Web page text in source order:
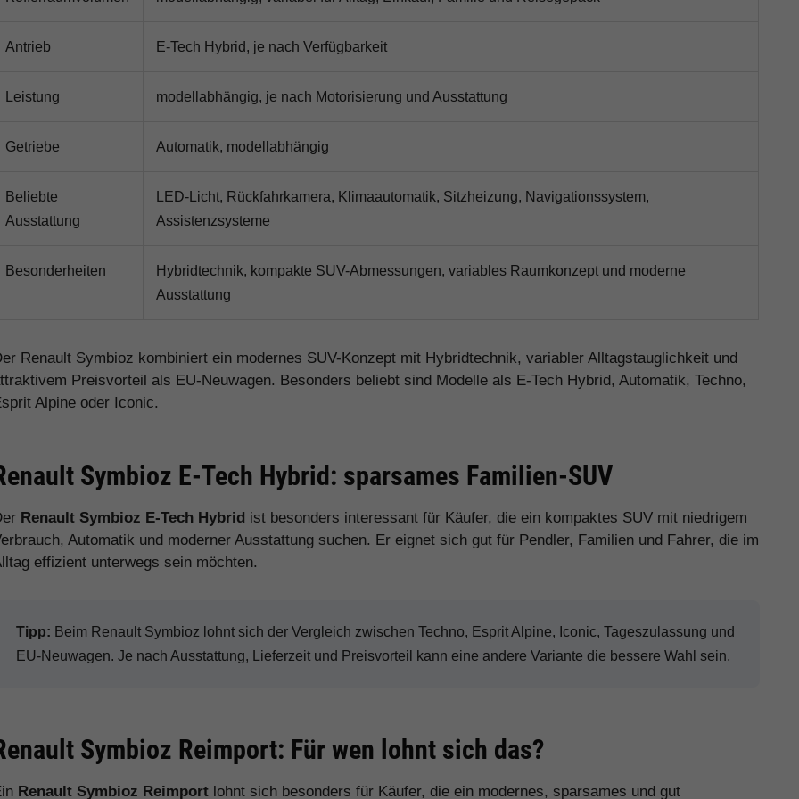
Antrieb E-Tech Hybrid, je nach Verfügbarkeit
Leistung modellabhängig, je nach Motorisierung und Ausstattung
Getriebe Automatik, modellabhängig
Beliebte
Ausstattung
LED-Licht, Rückfahrkamera, Klimaautomatik, Sitzheizung, Navigationssystem,
Assistenzsysteme
Besonderheiten
Hybridtechnik, kompakte SUV-Abmessungen, variables Raumkonzept und moderne
Ausstattung
Renault Symbioz kombiniert ein modernes SUV-Konzept mit Hybridtechnik, variabler Alltagstauglichkeit und
Preisvorteil als EU-Neuwagen. Besonders beliebt sind Modelle als E-Tech Hybrid, Automatik, Techno,
Alpine oder Iconic.
Symbioz E-Tech Hybrid: sparsames Familien-SUV
Renault Symbioz E-Tech Hybrid ist besonders interessant für Käufer, die ein kompaktes SUV mit niedrigem
Automatik und moderner Ausstattung suchen. Er eignet sich gut für Pendler, Familien und Fahrer, die im
effizient unterwegs sein möchten.
Tipp: Beim Renault Symbioz lohnt sich der Vergleich zwischen Techno, Esprit Alpine, Iconic, Tageszulassung und
EU-Neuwagen. Je nach Ausstattung, Lieferzeit und Preisvorteil kann eine andere Variante die bessere Wahl sein.
Symbioz Reimport: Für wen lohnt sich das?
Renault Symbioz Reimport lohnt sich besonders für Käufer, die ein modernes, sparsames und gut